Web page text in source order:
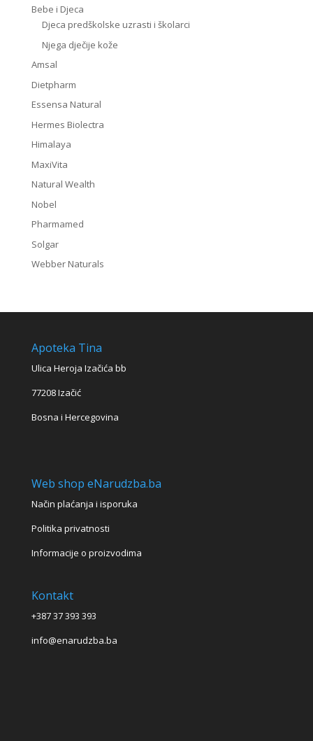
Bebe i Djeca
Djeca predškolske uzrasti i školarci
Njega dječije kože
Amsal
Dietpharm
Essensa Natural
Hermes Biolectra
Himalaya
MaxiVita
Natural Wealth
Nobel
Pharmamed
Solgar
Webber Naturals
Apoteka Tina
Ulica Heroja Izačića bb
77208 Izačić
Bosna i Hercegovina
Web shop eNarudzba.ba
Način plaćanja i isporuka
Politika privatnosti
Informacije o proizvodima
Kontakt
+387 37 393 393
info@enarudzba.ba